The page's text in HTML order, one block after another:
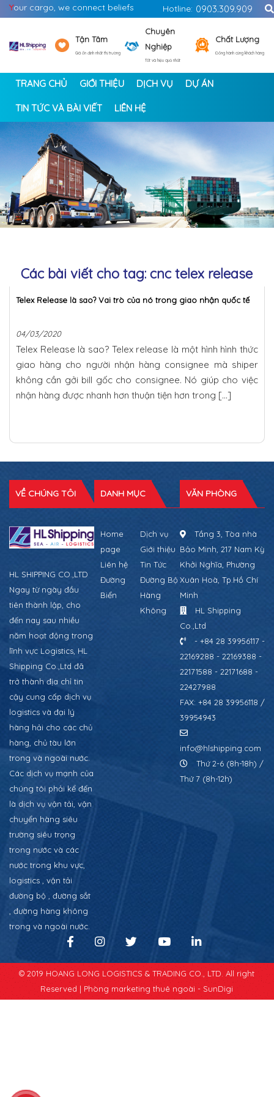
Your cargo, we connect beliefs Hotline: 0903.309.909
Tận Tâm
Giá ổn định nhất thị trường
Chuyên
Nghiệp
Tốt và hiệu quả nhất
Chất Lượng
Đồng hành cùng khách hàng
TRANG CHỦ GIỚI THIỆU DỊCH VỤ DỰ ÁN
TIN TỨC VÀ BÀI VIẾT LIÊN HỆ
< >
Các bài viết cho tag: cnc telex release
Telex Release là sao? Vai trò của nó trong giao nhận quốc tế
04/03/2020
Telex Release là sao? Telex release là một hình hình thức
giao hàng cho người nhận hàng consignee mà shiper
không cần gởi bill gốc cho consignee. Nó giúp cho việc
nhận hàng được nhanh hơn thuận tiện hơn trong […]
VỀ CHÚNG TÔI
HL SHIPPING CO.,LTD
Ngay từ ngày đầu
tiên thành lập, cho
đến nay sau nhiều
năm hoạt động trong
lĩnh vực Logistics, HL
Shipping Co.,Ltd đã
trở thành địa chỉ tin
cậy cung cấp dịch vụ
logistics và đại lý
hàng hải cho các chủ
hàng, chủ tàu lớn
trong và ngoài nước.
Các dịch vụ mạnh của
chúng tôi phải kể đến
là dịch vụ vận tải, vận
chuyển hàng siêu
trường siêu trọng
trong nước và các
nước trong khu vực,
logistics , vận tải
đường bộ , đường sắt
, đường hàng không
trong và ngoài nước.
DANH MỤC
Home
page
Dịch vụ
Giới thiệu
Liên hệ
Tin Tức
Đường
Biển
Đường Bộ
Hàng
Không
VĂN PHÒNG
Tầng 3, Tòa nhà
Bảo Minh, 217 Nam Kỳ
Khởi Nghĩa, Phường
Xuân Hoà, Tp.Hồ Chí
Minh
HL Shipping
Co.,Ltd
- +84 28 39956117 -
22169288 - 22169388 -
22171588 - 22171688 -
22427988
FAX: +84 28 39956118 /
39954943
info@hlshipping.com
Thứ 2-6 (8h-18h) /
Thứ 7 (8h-12h)
© 2019 HOANG LONG LOGISTICS & TRADING CO., LTD. All right
Reserved | Phòng marketing thuê ngoài - SunDigi